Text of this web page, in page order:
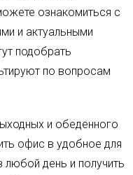
ознакомиться с
и актуальными
подобрать
по вопросам
и обеденного
офис в удобное для
день и получить